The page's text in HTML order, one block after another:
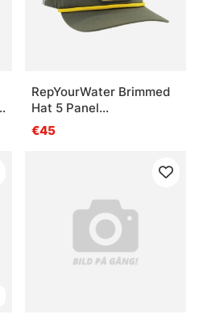
RepYourWater Brimmed
Hat 5 Panel
Unstructured - Fly
Fishing Roots
€45